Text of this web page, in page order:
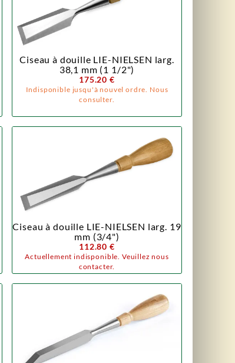
Ciseau à douille LIE-NIELSEN larg.
38,1 mm (1 1/2")
175.20 €
Indisponible jusqu'à nouvel ordre. Nous
consulter.
Ciseau à douille LIE-NIELSEN larg. 19
mm (3/4")
112.80 €
Actuellement indisponible. Veuillez nous
contacter.